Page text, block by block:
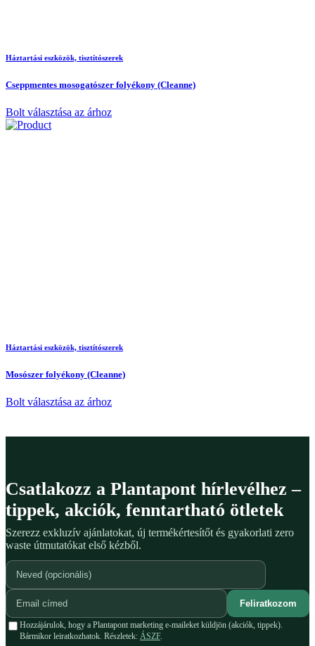
Háztartási eszközök, tisztítószerek
Cseppmentes mosogatószer folyékony (Cleanne)
Bolt választása az árhoz
Háztartási eszközök, tisztítószerek
Mosószer folyékony (Cleanne)
Bolt választása az árhoz
Csatlakozz a Plantapont hírlevélhez –
tippek, akciók, fenntartható ötletek
Szerezz exkluzív ajánlatokat, új termékértesítőt és gyakorlati zero
waste útmutatókat első kézből.
Feliratkozom
Hozzájárulok, hogy a Plantapont marketing e-maileket küldjön (akciók, tippek).
Bármikor leiratkozhatok. Részletek: ÁSZF.